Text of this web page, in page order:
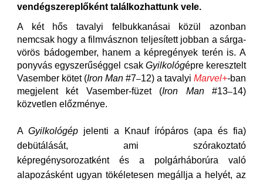
vendégszereplőként találkozhattunk vele.
A két hős tavalyi felbukkanásai közül azonban
nemcsak hogy a filmvásznon teljesített jobban a sárga-
vörös bádogember, hanem a képregények terén is. A
ponyvás egyszerűséggel csak Gyilkológépre keresztelt
Vasember kötet (Iron Man #7–12) a tavalyi Marvel+-ban
megjelent két Vasember-füzet (Iron Man#13–14)
közvetlen előzménye.
A Gyilkológép jelenti a Knauf írópáros (apa és fia)
debütálását, ami szórakoztató
képregénysorozatként és a polgárháborúra való
alapozásként ugyan tökéletesen megállja a helyét, az